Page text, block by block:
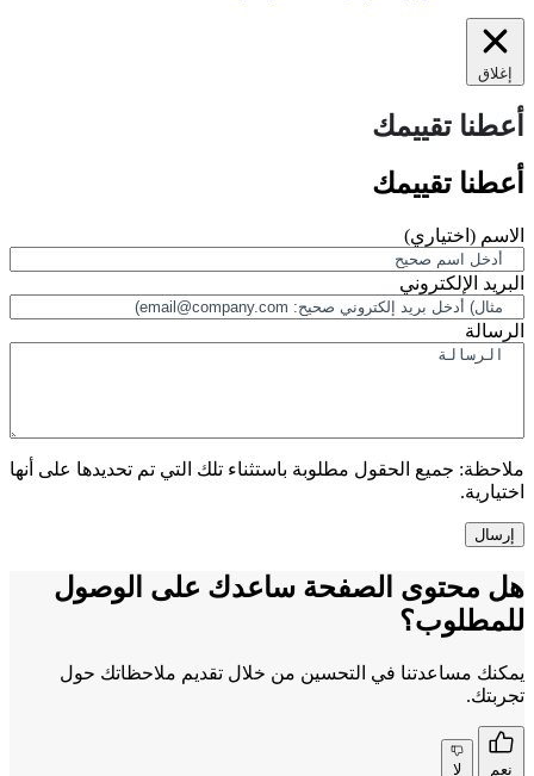
إغلاق
أعطنا تقييمك
أعطنا تقييمك
الاسم (اختياري)
البريد الإلكتروني
الرسالة
ملاحظة: جميع الحقول مطلوبة باستثناء تلك التي تم تحديدها على أنها
اختيارية.
هل محتوى الصفحة ساعدك على الوصول
للمطلوب؟
يمكنك مساعدتنا في التحسين من خلال تقديم ملاحظاتك حول
تجربتك.
نعم لا